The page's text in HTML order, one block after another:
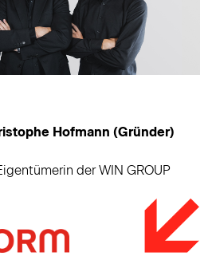
Hofmann (Gründer)
der WIN GROUP